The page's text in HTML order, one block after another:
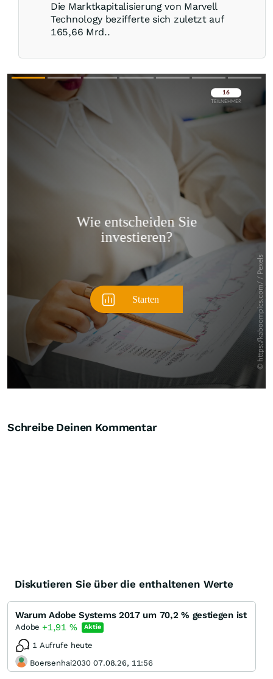
Die Marktkapitalisierung von Marvell
Technology bezifferte sich zuletzt auf
165,66 Mrd..
Überspringen
Überspringen
Schreibe Deinen Kommentar
Diskutieren Sie über die enthaltenen Werte
Warum Adobe Systems 2017 um 70,2 % gestiegen ist
Adobe +1,91 % Aktie
1 Aufrufe heute
Boersenhai2030 07.08.26, 11:56